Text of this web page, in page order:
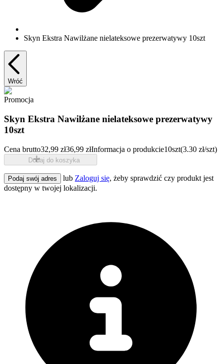
Skyn Ekstra Nawilżane nielateksowe prezerwatywy 10szt
Wróć
Promocja
Skyn Ekstra Nawilżane nielateksowe prezerwatywy
10szt
Cena brutto32,99 zł36,99 złInformacja o produkcie10szt(3.30 zł/szt)
Dodaj do koszyka
Podaj swój adres lub Zaloguj się, żeby sprawdzić czy produkt jest
dostępny w twojej lokalizacji.